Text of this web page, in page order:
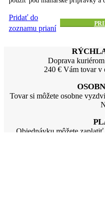
Pridať do
zoznamu prianí
Doprava
240 € Vám tovar
Tovar si môžete osobne
Objednávku môžete